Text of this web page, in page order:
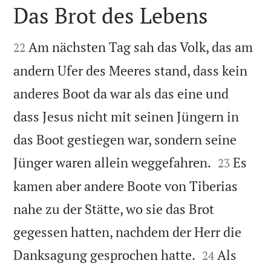

Das Brot des Lebens

22 Am nächsten Tag sah das Volk, das am
andern Ufer des Meeres stand, dass kein
anderes Boot da war als das eine und
dass Jesus nicht mit seinen Jüngern in
das Boot gestiegen war, sondern seine
Jünger waren allein weggefahren. 

23 Es
kamen aber andere Boote von Tiberias
nahe zu der Stätte, wo sie das Brot
gegessen hatten, nachdem der Herr die
Danksagung gesprochen hatte. 

24 Als